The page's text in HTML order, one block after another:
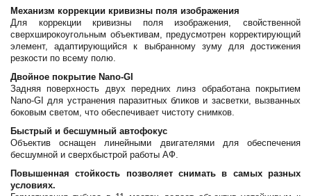
Механизм коррекции кривизны поля изображения
Для коррекции кривизны поля изображения, свойственной
сверхширокоугольным объективам, предусмотрен корректирующий
элемент, адаптирующийся к выбранному зуму для достижения
резкости по всему полю.
Двойное покрытие Nano-GI
Задняя поверхность двух передних линз обработана покрытием
Nano-GI для устранения паразитных бликов и засветки, вызванных
боковым светом, что обеспечивает чистоту снимков.
Быстрый и бесшумный автофокус
Объектив оснащен линейными двигателями для обеспечения
бесшумной и сверхбыстрой работы АФ.
Повышенная стойкость позволяет снимать в самых разных
условиях.